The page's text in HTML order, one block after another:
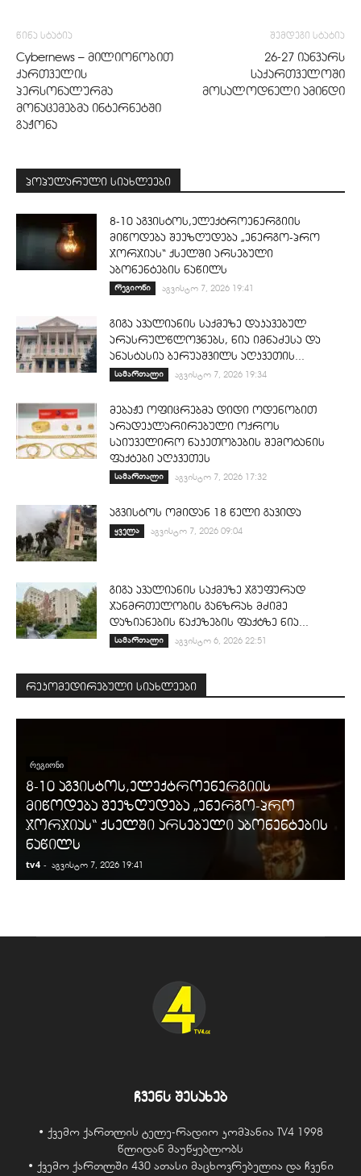
წინა სტატია
Cybernews – მილიონობით
ქართველის
პერსონალურმა
მონაცემებმა ინტერნეტში
გაჟონა
შემდეგი სტატია
26-27 იანვარს
საქართველოში
მოსალოდნელი ამინდი
პოპულარული სიახლეები
8-10 აგვისტოს,ელექტროენერგიის
მიწოდება შეეზღუდება „ენერგო-პრო
ჯორჯიას“ ქსელში არსებული
აბონენტების ნაწილს
რეგიონი აგვისტო 7, 2026 19:41
გიგა ავალიანის საქმეზე დაკავებულ
არასრულწლოვნებს, ნია იმნაძესა და
ანასტასია ბერუაშვილს აღკვეთის...
სამართალი აგვისტო 7, 2026 19:34
მებაჟე ოფიცრებმა დიდი ოდენობით
არადეკლარირებული ოქროს
საიუველირო ნაკეთობების შემოტანის
ფაქტები აღკვეთეს
სამართალი აგვისტო 7, 2026 17:32
აგვისტოს ომიდან 18 წელი გავიდა
ყველა აგვისტო 7, 2026 09:04
გიგა ავალიანის საქმეზე ჯგუფურად
ჯანმრთელობის განზრახ მძიმე
დაზიანების წაქეზების ფაქტზე ნია...
სამართალი აგვისტო 6, 2026 22:51
რეკომედირებული სიახლეები
ᲠᲔᲒᲘᲝᲜᲘ
8-10 აგვისტოს,ელექტროენერგიის
მიწოდება შეეზღუდება „ენერგო-პრო
ჯორჯიას“ ქსელში არსებული აბონენტების
ნაწილს
tv4 - აგვისტო 7, 2026 19:41
ჩვენს შესახებ
• ქვემო ქართლის ტელე-რადიო კომპანია TV4 1998
წლიდან მაუწყებლობს
• ქვემო ქართლში 430 ათასი მაცხოვრებელია და ჩვენი